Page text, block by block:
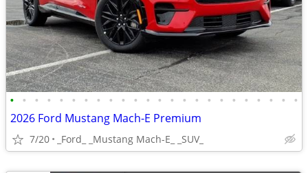
• • • • • • • • • • • • • • • • • • • • • • • •
2026 Ford Mustang Mach-E Premium
7/20 _Ford_ _Mustang Mach-E_ _SUV_